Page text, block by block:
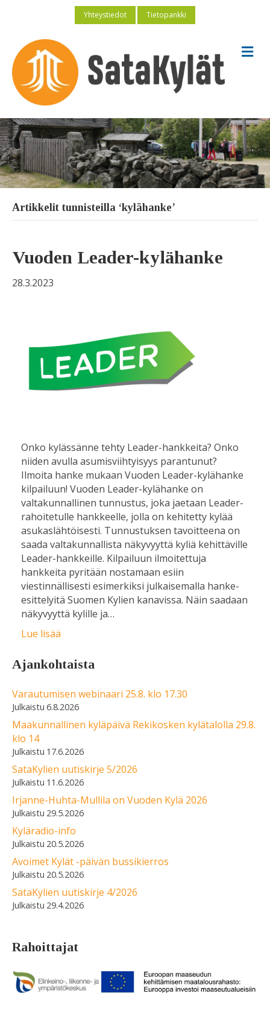
Yhteystiedot Tietopankki
V
a
o
Artikkelit tunnisteilla ‘kylähanke’
Vuoden Leader-kylähanke
28.3.2023
Onko kylässänne tehty Leader-hankkeita? Onko
niiden avulla asumisviihtyisyys parantunut?
Ilmoita hanke mukaan Vuoden Leader-kylähanke
kilpailuun! Vuoden Leader-kylähanke on
valtakunnallinen tunnustus, joka jaetaan Leader-
rahoitetulle hankkeelle, jolla on kehitetty kylää
asukaslähtöisesti. Tunnustuksen tavoitteena on
saada valtakunnallista näkyvyyttä kyliä kehittäville
Leader-hankkeille. Kilpailuun ilmoitettuja
hankkeita pyritään nostamaan esiin
viestinnällisesti esimerkiksi julkaisemalla hanke-
esittelyitä Suomen Kylien kanavissa. Näin saadaan
näkyvyyttä kylille ja…
Lue lisää
Ajankohtaista
Varautumisen webinaari 25.8. klo 17.30
6.8.2026
Maakunnallinen kyläpäivä Rekikosken kylätalolla 29.8.
klo 14
17.6.2026
SataKylien uutiskirje 5/2026
11.6.2026
Irjanne-Huhta-Mullila on Vuoden Kylä 2026
29.5.2026
Kyläradio-info
20.5.2026
Avoimet Kylät -päivän bussikierros
20.5.2026
SataKylien uutiskirje 4/2026
29.4.2026
Rahoittajat